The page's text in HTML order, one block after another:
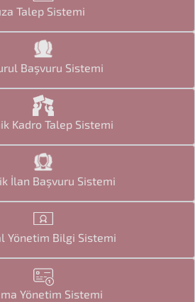
Talep Sistemi
Başvuru Sistemi
Kadro Talep Sistemi
İlan Başvuru Sistemi
Yönetim Bilgi Sistemi
Yönetim Sistemi